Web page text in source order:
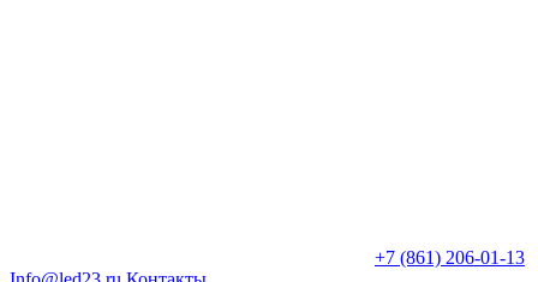
+7 (861) 206-01-13